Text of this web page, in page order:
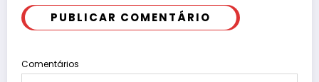
PUBLICAR COMENTÁRIO
Comentários